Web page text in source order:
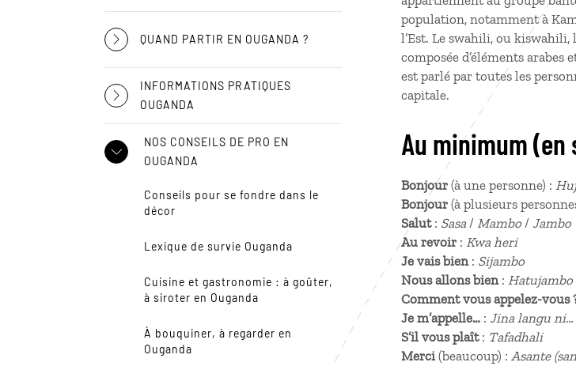
QUAND PARTIR EN OUGANDA ?
INFORMATIONS PRATIQUES
OUGANDA
NOS CONSEILS DE PRO EN
OUGANDA
Conseils pour se fondre dans le
décor
Lexique de survie Ouganda
Cuisine et gastronomie : à goûter,
à siroter en Ouganda
À bouquiner, à regarder en
Ouganda
population, notamment à
l’Est. Le swahili, ou kiswahili,
composée d’éléments
est parlé par toutes les
capitale.
Au minimum
Bonjour (à une personne) :
Bonjour (à plusieurs
Salut : Sasa / Mambo/ Jambo
Au revoir : Kwa heri
Je vais bien: Sijambo
Nous allons bien: Hatujambo
Comment vous appelez-vous
Je m’appelle… : Jina langu ni…
S’il vous plaît: Tafadhali
Merci (beaucoup) : Asante